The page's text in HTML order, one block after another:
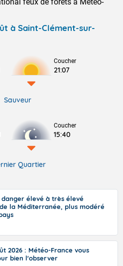
à Saint-Clément-sur-
Coucher
21:07
Sauveur
Coucher
15:40
Quartier
danger élevé à très élevé
la Méditerranée, plus modéré
2026 : Météo-France vous
bien l'observer